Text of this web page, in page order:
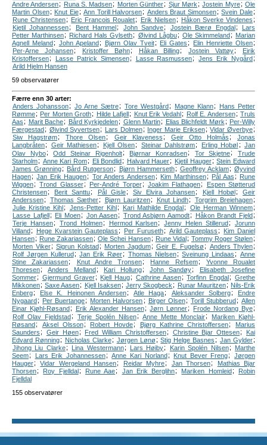
Andre Andersen; Runa S. Madsen; Morten Günther; Sjur Mørk ; Jostein Myre; Ole
Martin Olsen ; Knut Eie; Ann Torill Halvorsen; Anders Braut Simonsen; Svein Dale;
Rune Christensen; Eric Francois Roualet; Erik Nielsen; Håkon Sverke Vindenes ;
Kjetil Johannessen; Bent Hammel; John Sandve; Jostein Bærø Engdal;
Lars
Petter Marthinsen; Richard Hals Gylseth; Øivind Lågbu; Ole Skimmeland; Marian
Agnell Meland; John Apeland; Bjørn Olav Tveit ; Eli Gates ; Elin Henriette Olsen;
Per-Arne Johansen; Kristoffer Bøhn; Håkan Billing; Jostein Vattøy;
Eirik
Kristoffersen; Lasse Patrick Simensen; Lasse Rasmussen; Jens Erik Nygård;
Arild Hjelm Hansen
59 observatører
Færre enn 30 arter:
Anders Johansson; Jo Arne Sætre; Tore Westgård ; Magne Klann;
Hans Petter
Rømme; Per Morten Groth; Hilde Lafjell ; Knut Erik Vedahl ; Rolf E. Andersen; Truls
Aas ; Marit Bache; Bård Kyrkjedelen; Glenn Martin; Elias Blichfeldt Mørk ; Per-Willy
Færgestad ; Øivind Syvertsen; Lars Dolmen; Inger Marie Eriksen; Vidar Øverbye;
Siw Hagstrøm; Thore Olsen; Geir Klaveness ; Geir Otto Holmås ; Jonas
Langbråten; Geir Mathiesen; Kjell Olsen; Steinar Dahlstrøm; Erling Hobøl ; Jan
Olav Nybo; Odd Steinar Rigenholt; Bjørnar Konradsen; Tor Skjetne; Trude
Starholm; Anne Kari Rom; Eli Bondlid; Halvard Hauer; Kjetil Hauger; Stein Edward
James Grønning; Bård Rutgerson; Bjørn Hammerseth; Geoffrey Acklam; Øyvind
Hagen; Jan Erik Haugen; Tor Anders Andersen; Kim Marthinsen; Pål Aas ; Rune
Wiggen; Trond Glasser; Per-André Torper ; Joakim Flathagen;
Espen Støtterud
Christensen; Berit Santtu; Pål Gisle; Siv Elvira Johansen; Kjell Hobøl; Geir
Anderssen; Thomas Sæther; Bjørn Lauritzen; Knut Lindh; Torgrim Breiehagen;
Julie Kristine Kihl; Jens-Petter Kihl; Kari Mathilde Engdal; Ole Herman Winnem;
Lasse Lafjell; Eli Moen; Jon Aasen; Trond Asbjørn Aamodt; Håkon Brandt Fjeld;
Terje Hansen; Trond Holmen; Hermod Karlsen; Jenny Helen Stillerud; Jorunn
Villand; Hege Kvarstein Gauteplass ; Per Furuseth; Arild Gauteplass ;
Kim Daniel
Hansen; Rune Zakariassen; Ole Schei Hansen ; Rune Vidal; Tommy Roger Stølen;
Morten Viker ; Sigrun Kolstad ; Morten Jagdum ; Geir E. Fugelsø ; Anders Thylen;
Rolf Jørgen Kullerud; Jan Erik Røer; Thomas Nielsen; Sveinung Lindaas ; Anne
Stine Zakariassen; Knut Andre Tronsen; Hanne Refsem ;
Yvonne Roualet
Thoresen; Anders Melland ; Kari Hollung ; John Sandøy;
Elisabeth Josefine
Sommer; Gjermund Graver ; Kjell Haug; Cathrine Aasen; Torfinn Engdal ; Grethe
Mikkonen; Saxe Aasen; Kjell Isaksen; Jerry Skogbeck ; Runar Mauritzen; Nils-Erik
Enberg; Else K. Heinonen Andersen; Atle Haga; Aleksander Solberg;
Endre
Nygaard ; Per Buertange; Morten Halvorsen ; Birger Olsen; Torill Stubberud ; Allen
Einar Kjøhl-Røsand ; Erik Alexander Hansen ; Jørn Lønner; Frode Nordang Bye;
Rolf Olav Fjeldstad; Terje Spolén Nilsen ; Anne Mette Monclair;
Mariken Kjøhl-
Røsand; Aksel Olsson ; Robert Hovde; Bjørg Kathrine Christoffersen;
Marius
Saunders ; Geir Høen ; Fred William Christoffersen; Christine Bjar Ottesen;
Kai
Edvard Rønning; Nicholas Clarke; Jørgen Lønø ; Stig Helge Basnes ; Jan Gylder;
Jihong Liu Clarke; Lina Westermann; Lars Høiby; Karin Spolén Nilsen;
Marthe
Seem; Lars Erik Johannessen; Anne Kari Norland; Knut Bever Freng; Jørgen
Hauger; Vidar Wergeland Hansen; Reidar Myhre; Jan Thorsen;
Mathias Bjar
Thorsen; Roy Fjelldal; Rune Aae; Jan Erik Berglihn; Mariken Homleid;
Robin
Fjelldal
155 observatører